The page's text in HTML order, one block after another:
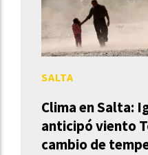
Clima en Salta:
anticipó viento
cambio de
SALTA